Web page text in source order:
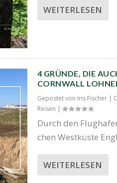
WEITERLESEN
4 GRÜNDE, DIE
CORNWALL
Gepostet von Iris Fischer|
Reisen |
Durch den
chen West­küs­te
WEITERLESEN